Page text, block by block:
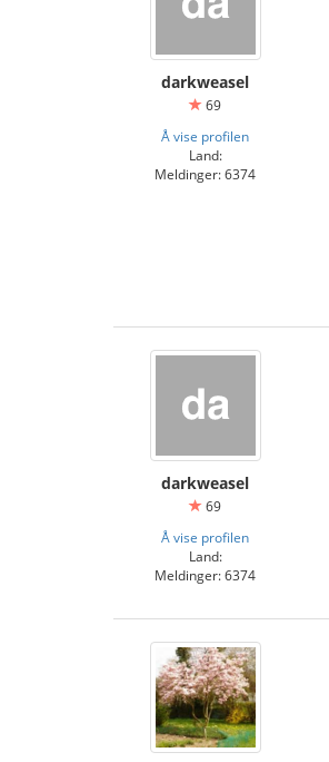
darkweasel
69
Å vise profilen
Land:
Meldinger: 6374
darkweasel
69
Å vise profilen
Land:
Meldinger: 6374